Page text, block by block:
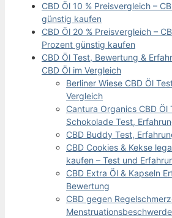
CBD Öl 10 % Preisvergleich –
günstig kaufen
CBD Öl 20 % Preisvergleich –
Prozent günstig kaufen
CBD Öl Test, Bewertung &
CBD Öl im Vergleich
Berliner Wiese CBD Öl
Vergleich
Cantura Organics CBD Öl
Schokolade Test,
CBD Buddy Test,
CBD Cookies & Kekse
kaufen – Test und
CBD Extra Öl & Kapseln
Bewertung
CBD gegen